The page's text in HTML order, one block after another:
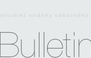
oficiální stránky